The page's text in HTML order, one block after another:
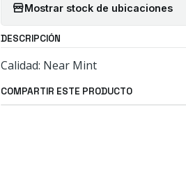
Mostrar stock de ubicaciones
DESCRIPCIÓN
Calidad: Near Mint
COMPARTIR ESTE PRODUCTO